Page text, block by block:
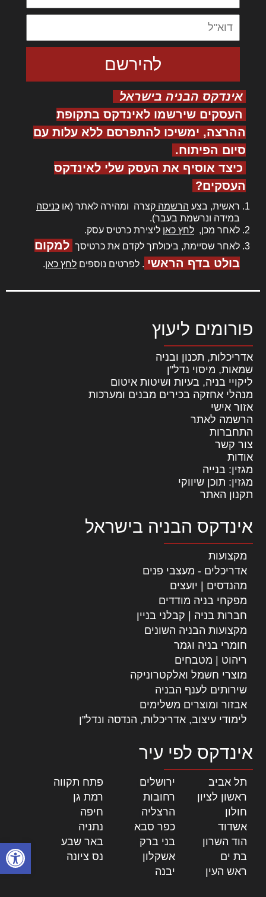
פתח
אינדקס הבניה בישראל
העסקים שירשמו לאינדקס בתקופת
ההרצה, ימשיכו להתפרסם ללא עלות עם
סיום הפיתוח.
כיצד אוסיף את העסק שלי לאינדקס
העסקים?
ראשית, בצע הרשמה קצרה ומהירה לאתר (או כניסה
במידה ונרשמת בעבר).
לאחר מכן, לחץ כאן ליצירת כרטיס עסק.
לאחר שסיימת, ביכולתך לקדם את כרטיסך למקום
בולט בדף הראשי . לפרטים נוספים לחץ כאן.
פורומים ליעוץ
אדריכלות, תכנון ובניה
שמאות, מיסוי נדל"ן
ליקויי בניה, בעיות ושיטות איטום
מנהלי אחזקה בכירים מבנים ומערכות
אזור אישי
הרשמה לאתר
התחברות
צור קשר
אודות
מגזין: בנייה
מגזין: תוכן שיווקי
תקנון האתר
אינדקס הבניה בישראל
מקצועות
אדריכלים - מעצבי פנים
מהנדסים | יועצים
מפקחי בניה מודדים
חברות בניה | קבלני בניין
מקצועות הבניה השונים
חומרי בניה וגמר
ריהוט | מטבחים
מוצרי חשמל ואלקטרוניקה
שירותים לענף הבניה
אבזור ומוצרים משלימים
לימודי עיצוב, אדריכלות, הנדסה ונדל"ן
אינדקס לפי עיר
תל אביב ירושלים פתח תקווה
ראשון לציון
רחובות רמת גן
חולון
הרצליה חיפה
אשדוד
כפר סבא נתניה
הוד השרון
בני ברק באר שבע
בת ים
אשקלון נס ציונה
ראש העין
יבנה